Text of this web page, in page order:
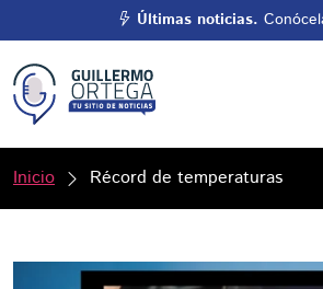
Últimas noticias.
Inicio Récord de temperaturas